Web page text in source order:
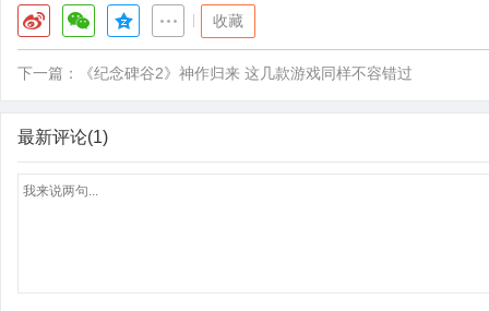
收藏
下一篇： 《纪念碑谷2》神作归来 这几款游戏同样不容错过
最新评论(1)